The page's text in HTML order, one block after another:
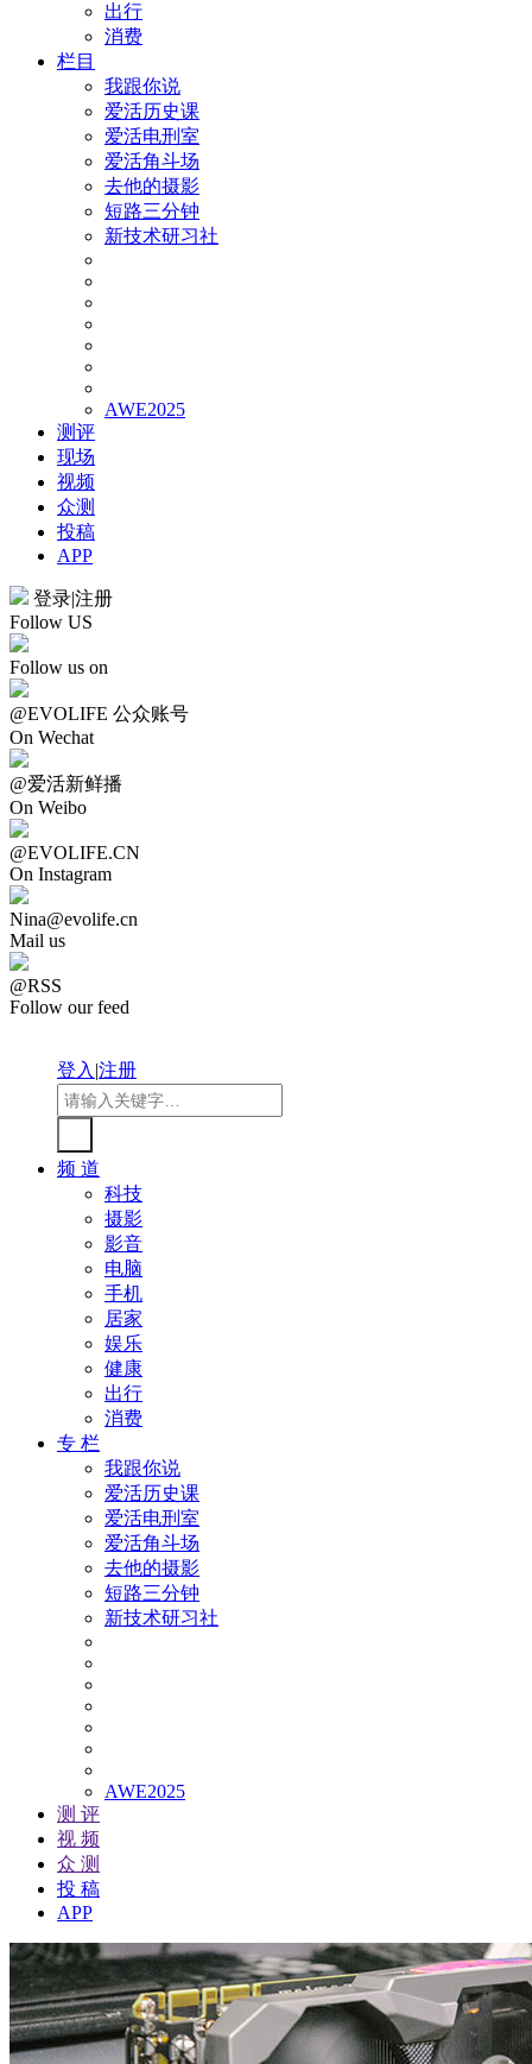
出行
消费
栏目
我跟你说
爱活历史课
爱活电刑室
爱活角斗场
去他的摄影
短路三分钟
新技术研习社
AWE2025
测评
现场
视频
众测
投稿
APP
登录|注册
Follow US
Follow us on
@EVOLIFE 公众账号
On Wechat
@爱活新鲜播
On Weibo
@EVOLIFE.CN
On Instagram
Nina@evolife.cn
Mail us
@RSS
Follow our feed
登入|注册
频 道
科技
摄影
影音
电脑
手机
居家
娱乐
健康
出行
消费
专 栏
我跟你说
爱活历史课
爱活电刑室
爱活角斗场
去他的摄影
短路三分钟
新技术研习社
AWE2025
测 评
视 频
众 测
投 稿
APP